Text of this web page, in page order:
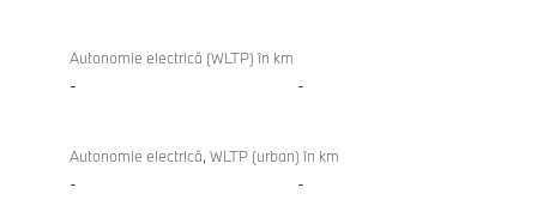
Autonomie electrică (WLTP) în km
- -
Autonomie electrică, WLTP (urban) în km
- -